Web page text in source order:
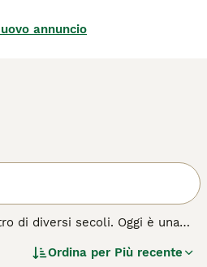
annuncio
di diversi secoli. Oggi è una
Ordina per Più recente